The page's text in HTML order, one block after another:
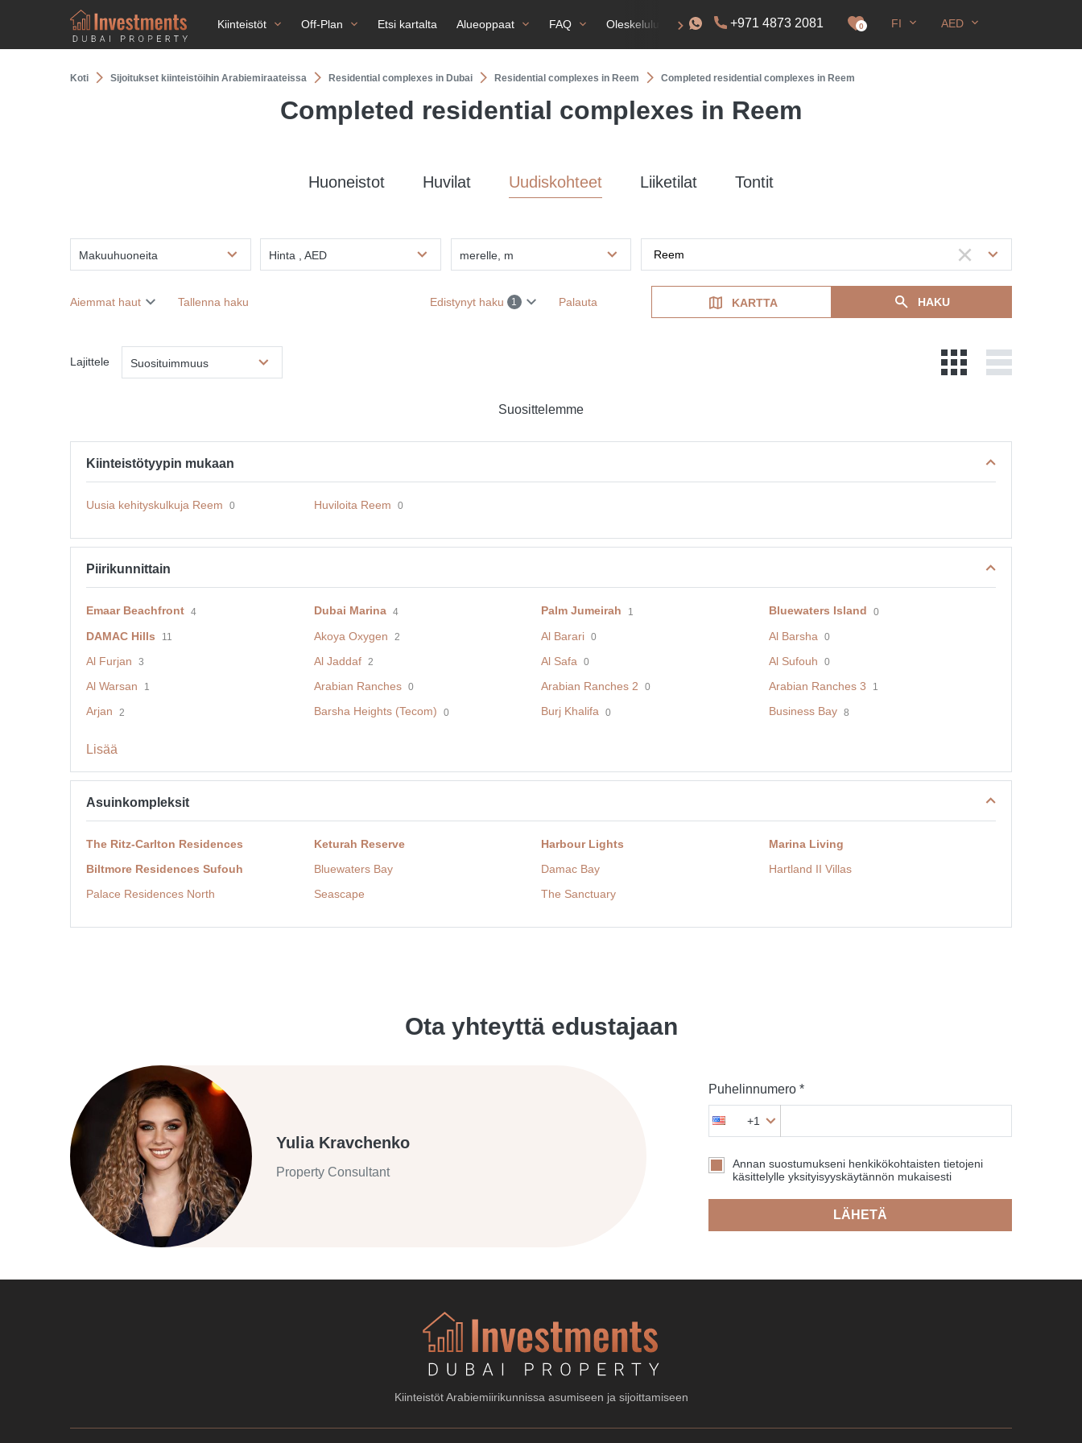
Kiinteistöt Off-Plan Etsi kartalta Alueoppaat FAQ Oleskelulupa +971 4873 2081 0 FI AED
Koti Sijoitukset kiinteistöihin Arabiemiraateissa Residential complexes in Dubai Residential complexes in Reem Completed residential complexes in Reem
Completed residential complexes in Reem
Huoneistot Huvilat Uudiskohteet Liiketilat Tontit
Makuuhuoneita Hinta , AED merelle, m
Aiemmat haut Tallenna haku Edistynyt haku 1 Palauta KARTTA HAKU
Lajittele Suosituimmuus
Suosittelemme
Kiinteistötyypin mukaan
Uusia kehityskulkuja Reem 0 Huviloita Reem 0
Piirikunnittain
Emaar Beachfront 4 Dubai Marina 4 Palm Jumeirah 1 Bluewaters Island 0
DAMAC Hills 11 Akoya Oxygen 2 Al Barari 0 Al Barsha 0
Al Furjan 3 Al Jaddaf 2 Al Safa 0 Al Sufouh 0
Al Warsan 1 Arabian Ranches 0 Arabian Ranches 2 0 Arabian Ranches 3 1
Arjan 2 Barsha Heights (Tecom) 0 Burj Khalifa 0 Business Bay 8
Lisää
Asuinkompleksit
The Ritz-Carlton Residences Keturah Reserve Harbour Lights
Marina Living
Biltmore Residences Sufouh
Bluewaters Bay Damac Bay
Hartland II Villas
Palace Residences North
Seascape The Sanctuary
Ota yhteyttä edustajaan
Yulia Kravchenko
Property Consultant
Puhelinnumero *
+1
Annan suostumukseni henkikökohtaisten tietojeni
käsittelylle yksityisyyskäytännön mukaisesti
LÄHETÄ
Kiinteistöt Arabiemiirikunnissa asumiseen ja sijoittamiseen